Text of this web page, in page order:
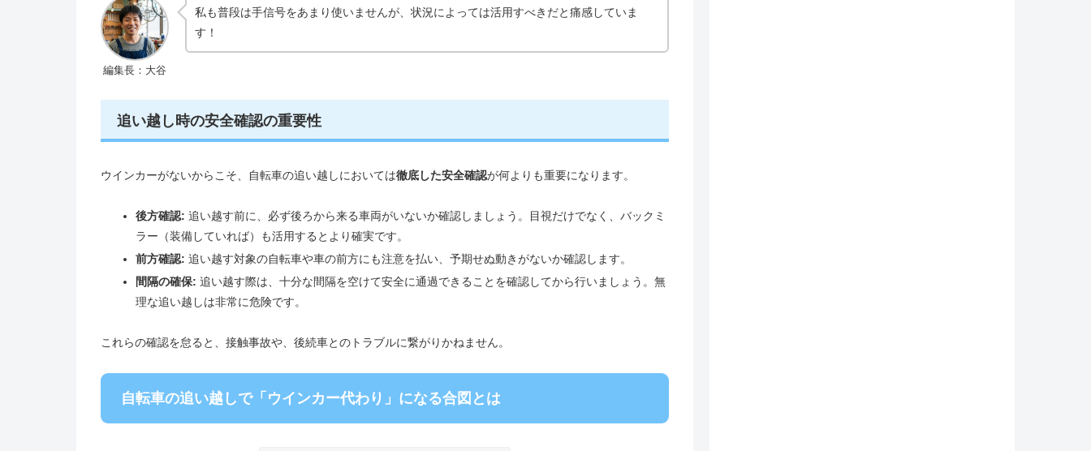
編集長：大谷
私も普段は手信号をあまり使いませんが、状況によっては活用すべきだと痛感していま
す！
追い越し時の安全確認の重要性
ウインカーがないからこそ、自転車の追い越しにおいては徹底した安全確認が何よりも重要になります。
後方確認: 追い越す前に、必ず後ろから来る車両がいないか確認しましょう。目視だけでなく、バックミ
ラー（装備していれば）も活用するとより確実です。
前方確認: 追い越す対象の自転車や車の前方にも注意を払い、予期せぬ動きがないか確認します。
間隔の確保: 追い越す際は、十分な間隔を空けて安全に通過できることを確認してから行いましょう。無
理な追い越しは非常に危険です。
これらの確認を怠ると、接触事故や、後続車とのトラブルに繋がりかねません。
自転車の追い越しで「ウインカー代わり」になる合図とは